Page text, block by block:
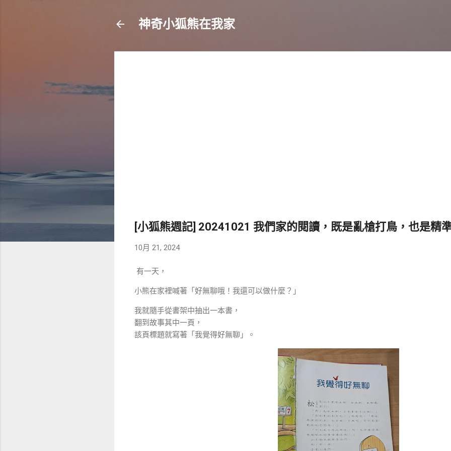
神奇小狐熊在我家
[小狐熊週記] 20241021 我們家的閱讀，既是亂槍打鳥，也是精
10月 21, 2024
有一天，
小熊在家裡喊著「好無聊哦！我還可以做什麼？」
我就隨手從書架中抽出一本書，
翻到故事其中一頁，
該頁標題就寫著「我覺得好無聊」。